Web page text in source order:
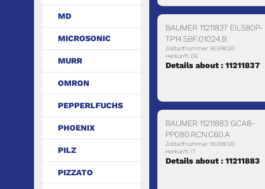
MD
MICROSONIC
MURR
OMRON
PEPPERLFUCHS
PHOENIX
PILZ
PIZZATO
BAUMER 11211837 EIL580P-
TP14.5BF.01024.B
Zolltarifnummer: 90318020
Herkunft: DE
Details about : 11211837
BAUMER 11211883 GCA8-
PP080.RCN.C60.A
Zolltarifnummer: 90318020
Herkunft: IT
Details about : 11211883